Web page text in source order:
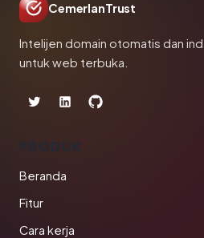
CemerlanTrust
Intelijen domain otomatis dan
untuk web terbuka.
PRODUK
Beranda
Fitur
Cara kerja